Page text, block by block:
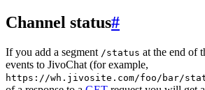
Channel status#
If you add a segment /status at the end of
events to JivoChat (for example,
https://wh.jivosite.com/foo/bar/